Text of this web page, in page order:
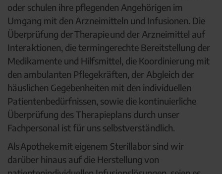
oder schulen ihre pflegenden Angehörigen im
Umgang mit den Arzneimitteln und Infusionen. Die
Überprüfung der Therapie und der Arzneimittel auf
Interaktionen, die termingerechte Bereitstellung der
Medikamente und Hilfsmittel, die Koordinierung mit
den ambulanten Pflegekräften, der Abgleich der
häuslichen Gegebenheiten mit den individuellen
Patientenbedürfnissen, sowie die kontinuierliche
Überprüfung des Therapieplans durch unser
Fachpersonal ist für uns selbstverständlich.
Als Apotheke mit eigenem Sterillabor sind wir
darüber hinaus auf die Herstellung von